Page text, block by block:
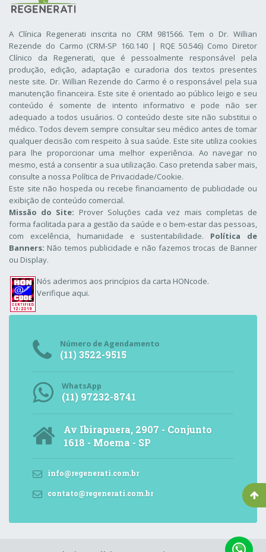
A Clínica Regenerati inscrita no CRM 981566. Tem o Dr. Willian
Rezende do Carmo (CRM-SP 160.140 | RQE 50.546) Como Diretor
Clínico da Regenerati, que é pessoalmente responsável pela
produção, edição, adaptação e curadoria dos textos presentes
neste site. Dr. Willian Rezende do Carmo é o responsável pela sua
manutenção financeira. Este site é orientado ao público leigo e seu
conteúdo é somente de intento informativo e pode não ser
adequado a todos usuários. O conteúdo deste site não substitui o
médico. Todos devem sempre consultar seu médico antes de tomar
qualquer decisão com respeito à sua saúde. Este site utiliza cookies
para lhe proporcionar uma melhor experiência. Ao navegar no
mesmo, está a consentir a sua utilização. Caso pretenda saber mais,
consulte a nossa Política de Privacidade/Cookie.
Este site não hospeda ou recebe financiamento de publicidade ou
exibição de conteúdo comercial.
Missão do Site: Prover Soluções cada vez mais completas de
forma facilitada para a gestão da saúde e o bem-estar das pessoas,
com excelência, humanidade e sustentabilidade. Política de
Banners: Não temos publicidade e não fazemos trocas de Banner
ou Display.
Nós aderimos aos princípios da carta HONcode.
Verifique aqui.
Número de Agendamento
(11) 3522-9515
WhatsApp
(11) 97232-8741
Av Ibirapuera, 2907 - Conjunto
1618 - Moema - SP
info@regenerati.com.br
contato@regenerati.com.br